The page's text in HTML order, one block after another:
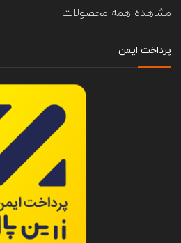
مشاهده همه محصولات
پرداخت ایمن